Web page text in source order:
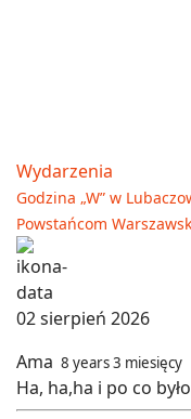
Wydarzenia
Godzina „W” w
Powstańcom
02 sierpień 2026
Ama 8 years 3 miesięcy
Ha, ha,ha i po co